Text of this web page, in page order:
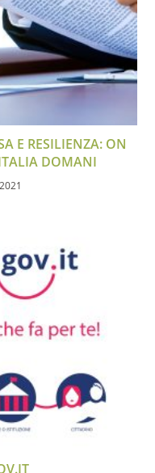
E RESILIENZA: ON
DOMANI